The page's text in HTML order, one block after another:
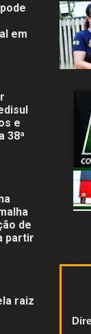
– Colisão
deixa
cruzamento
em
e
38ª
de
partir
raiz